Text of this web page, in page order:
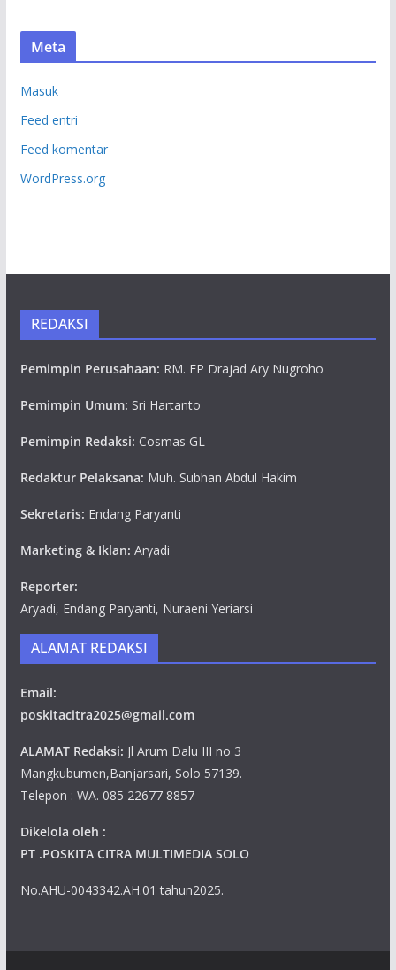
Meta
Masuk
Feed entri
Feed komentar
WordPress.org
REDAKSI
Pemimpin Perusahaan: RM. EP Drajad Ary Nugroho
Pemimpin Umum: Sri Hartanto
Pemimpin Redaksi: Cosmas GL
Redaktur Pelaksana: Muh. Subhan Abdul Hakim
Sekretaris: Endang Paryanti
Marketing & Iklan: Aryadi
Reporter:
Aryadi, Endang Paryanti, Nuraeni Yeriarsi
ALAMAT REDAKSI
Email:
poskitacitra2025@gmail.com
ALAMAT Redaksi: Jl Arum Dalu III no 3
Mangkubumen,Banjarsari, Solo 57139.
Telepon : WA. 085 22677 8857
Dikelola oleh :
PT .POSKITA CITRA MULTIMEDIA SOLO
No.AHU-0043342.AH.01 tahun2025.